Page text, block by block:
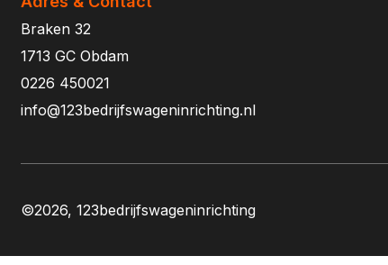
Braken 32
1713 GC Obdam
0226 450021
info@123bedrijfswageninrichting.nl
©2026, 123bedrijfswageninrichting